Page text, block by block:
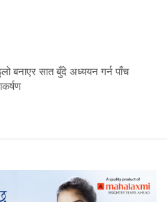
बनाएर सात बुँदे अध्ययन गर्न पाँच